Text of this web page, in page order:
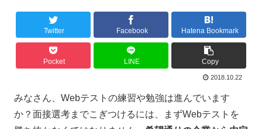
Twitter Facebook Hatena Bookmark
Pocket LINE Copy
2018.10.22
みなさん、 Webテストの練習や勉強は進んでいます
か？面接選考までこぎつけるには、まずWebテストを